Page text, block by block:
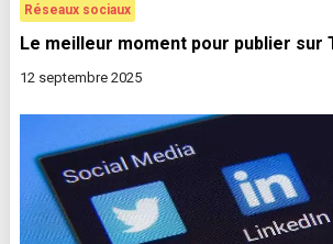
Réseaux sociaux
Le meilleur moment pour publier sur
12 septembre 2025